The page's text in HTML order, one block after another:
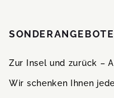
SONDERANGEBOTE
Zur Insel und zurück –
Wir schenken Ihnen